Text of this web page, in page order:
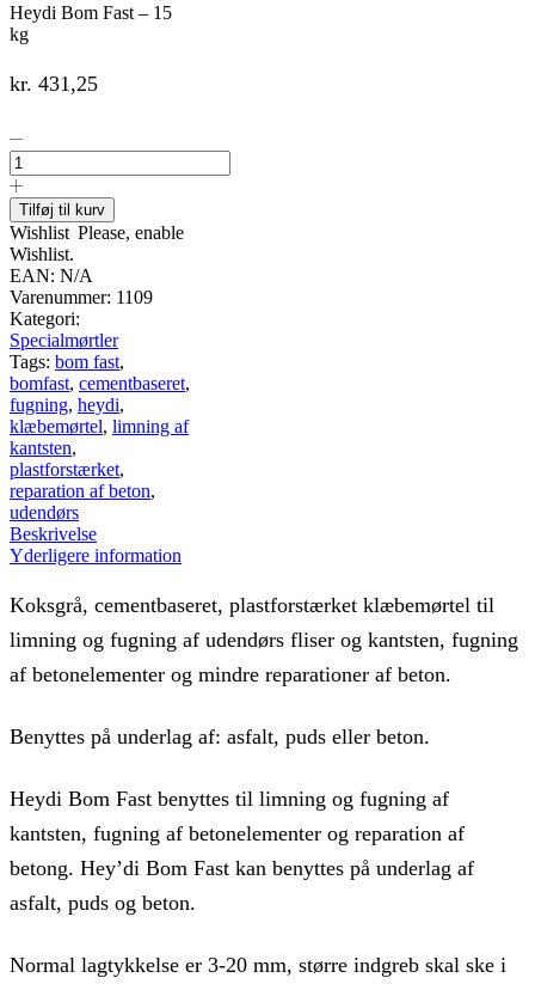
Heydi Bom Fast – 15
kg
kr. 431,25
Heydi
Fast
-
15
kg
antal
Tilføj til kurv
Wishlist Please, enable
Wishlist.
EAN: N/A
Varenummer: 1109
Kategori:
Specialmørtler
Tags: bom fast,
bomfast, cementbaseret,
fugning, heydi,
klæbemørtel, limning af
kantsten,
plastforstærket,
reparation af beton,
udendørs
Beskrivelse
Yderligere information
Koksgrå, cementbaseret, plastforstærket klæbemørtel til
limning og fugning af udendørs fliser og kantsten, fugning
af betonelementer og mindre reparationer af beton.
Benyttes på underlag af: asfalt, puds eller beton.
Heydi Bom Fast benyttes til limning og fugning af
kantsten, fugning af betonelementer og reparation af
betong. Hey’di Bom Fast kan benyttes på underlag af
asfalt, puds og beton.
Normal lagtykkelse er 3-20 mm, større indgreb skal ske i